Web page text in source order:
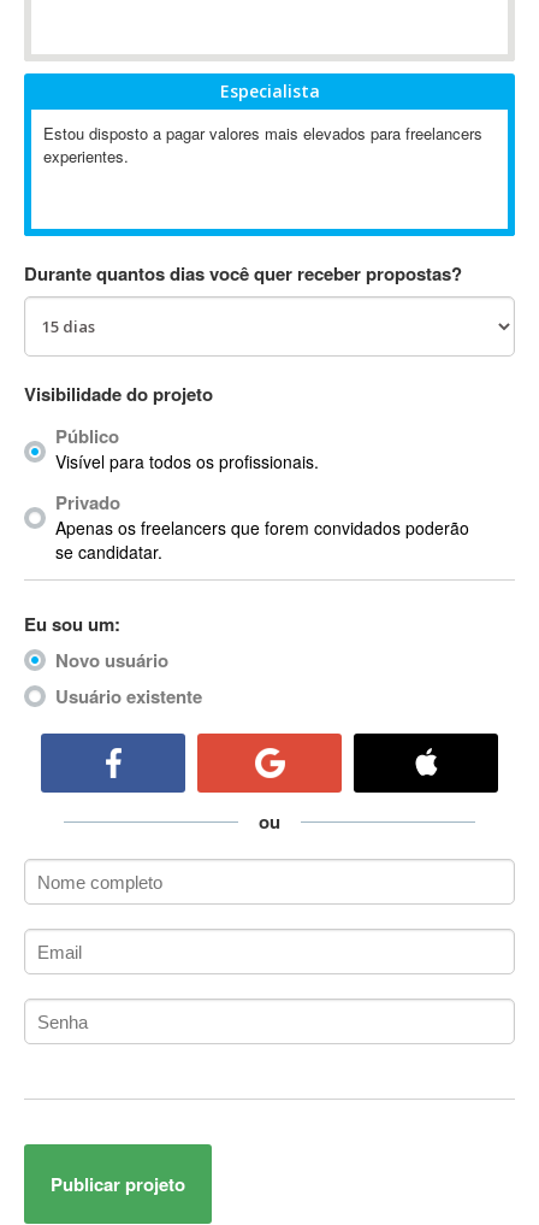
Ableton Push
Abstract
Abstract Window Toolkit (AWT)
Absynth
AC3
AccountMate
ACDSee
ACID Pro
ACPI
Acrobat X
ACT
Actian
Actimize
ActionScript 3
Active Directory
ActiveCollab
ActiveX
ActiveX Data Objects (ADO)
Ada
Adianti Framework
ADK
Administração
Administração de Artistas e Repertórios
Administração de Redes
Administração PostgreSQL
ADO.NET Entity Framework
Especialista
Estou disposto a pagar valores mais elevados para freelancers
experientes.
Durante quantos dias você quer receber propostas?
Visibilidade do projeto
Público
Visível para todos os profissionais.
Privado
Apenas os freelancers que forem convidados poderão
se candidatar.
Eu sou um:
Novo usuário
Usuário existente
ou
Publicar projeto